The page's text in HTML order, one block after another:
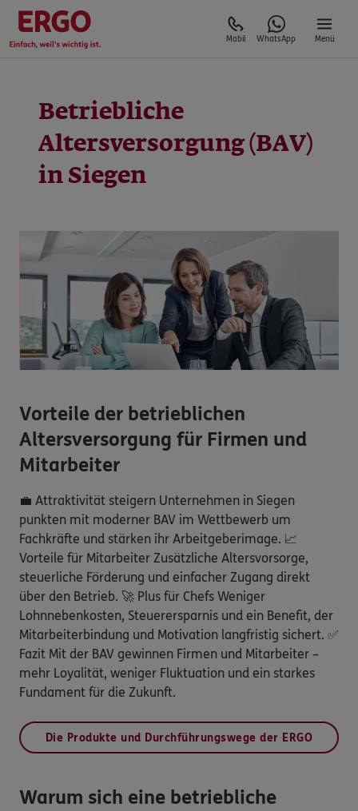
Mobil WhatsApp Menü
Betriebliche
Altersversorgung (BAV)
in Siegen
Vorteile der betrieblichen
Altersversorgung für Firmen und
Mitarbeiter
💼 Attraktivität steigern Unternehmen in Siegen
punkten mit moderner BAV im Wettbewerb um
Fachkräfte und stärken ihr Arbeitgeberimage. 📈
Vorteile für Mitarbeiter Zusätzliche Altersvorsorge,
steuerliche Förderung und einfacher Zugang direkt
über den Betrieb. 🚀 Plus für Chefs Weniger
Lohnnebenkosten, Steuerersparnis und ein Benefit, der
Mitarbeiterbindung und Motivation langfristig sichert. ✅
Fazit Mit der BAV gewinnen Firmen und Mitarbeiter –
mehr Loyalität, weniger Fluktuation und ein starkes
Fundament für die Zukunft.
Die Produkte und Durchführungswege der ERGO
Warum sich eine betriebliche